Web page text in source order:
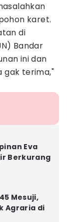
karet.
di
Bandar
ini dan
gak terima,"
Eva
Berkurang
Mesuji,
Agraria di